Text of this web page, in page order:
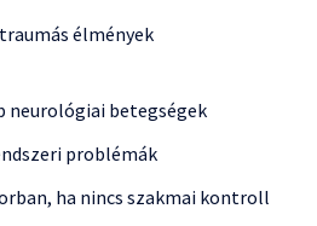
élmények
neurológiai betegségek
problémák
ha nincs szakmai kontroll